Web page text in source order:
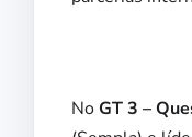
NoGT 3 –